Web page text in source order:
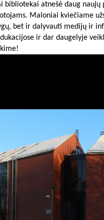
bibliotekai atnešė daug
Maloniai kviečiame
bet ir dalyvauti medijų ir
ir dar daugelyje